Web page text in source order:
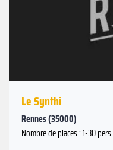
Le Synthi
Rennes (35000)
Nombre de places : 1-30 pers.